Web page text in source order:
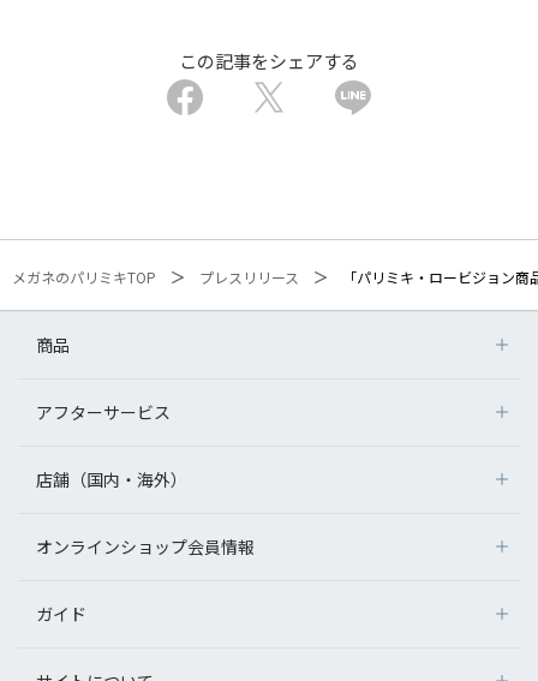
この記事をシェアする
メガネのパリミキTOP プレスリリース 「パリミキ・ロービジョン
商品
アフターサービス
店舗（国内・海外）
オンラインショップ会員情報
ガイド